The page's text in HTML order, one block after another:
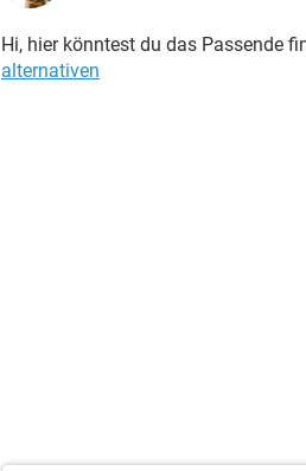
Hi, hier könntest du das Passende
alternativen